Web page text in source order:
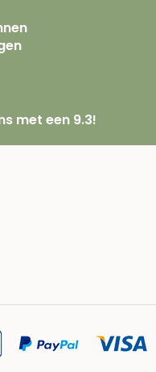
met een 9.3!